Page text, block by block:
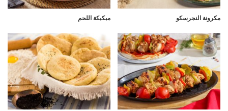
مكرونة النجرسكو مبكبكة اللحم